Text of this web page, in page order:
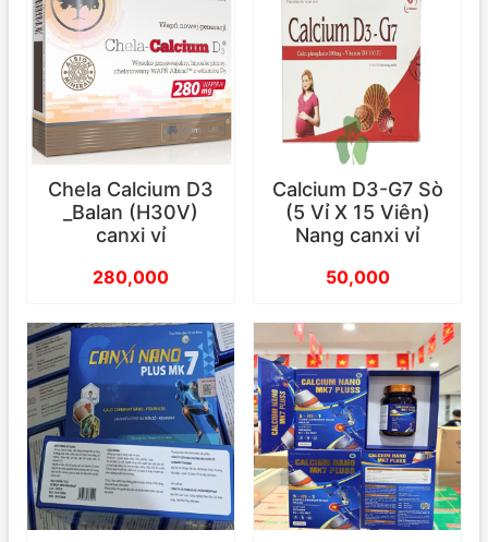
Chela Calcium D3
_Balan (H30V)
canxi vỉ
280,000
Calcium D3-G7 Sò
(5 Vỉ X 15 Viên)
Nang canxi vỉ
50,000